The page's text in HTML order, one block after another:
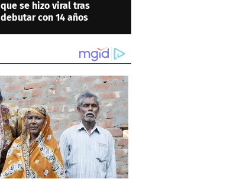
que se hizo viral tras
debutar con 14 años